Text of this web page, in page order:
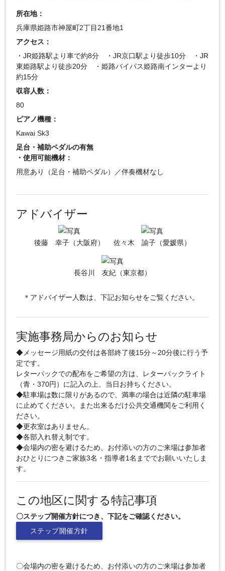
所在地：
兵庫県姫路市神屋町2丁目21番地1
アクセス：
・JR姫路駅より車で約8分 ・JR京口駅より徒歩10分 ・JR
東姫路駅より徒歩20分 ・姫路バイパス姫路南インターより
約15分
収容人数：
80
ピアノ機種：
Kawai Sk3
足台・補助ペダルの有無
・使用可能機材：
用意あり（足台・補助ペダル）／伴奏機材なし
アドバイザー
後藤 幸子（大阪府） 佐々木 諭子（愛媛県）
長谷川 友紀（東京都）
＊アドバイザー人数は、下記お知らせをご覧ください。
実施事務局からのお知らせ
◆メッセージ用紙の交付は各部終了後15分～20分後に行う予
定です。
レターパックでの配布をご希望の方は、レターパックライト
（青・370円）に記入の上、当日お持ちください。
◆駐車場は数に限りがあるので、満車の場合は近隣の駐車場
に止めてください。また出来るだけ公共交通機関をご利用く
ださい。
◆更衣室はありません。
◆各部入れ替え制です。
◆会場内の密を避けるため、お付添いの方のご来場は参加者
おひとりにつきご家族3名・指導者1名まででお願いいたしま
す。
この地区に関する特記事項
〇ステップ開催方針につき、下記をご確認ください。
ステップ開催方針
〇会場内の密を避けるため、お付添いの方のご来場は参加者